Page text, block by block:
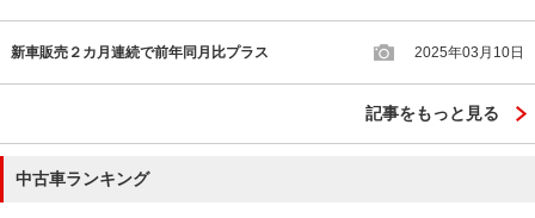
新車販売２カ月連続で前年同月比プラス 2025年03月10日
記事をもっと見る
中古車ランキング